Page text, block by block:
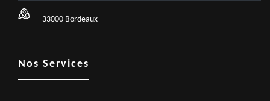
33000 Bordeaux
Nos Services